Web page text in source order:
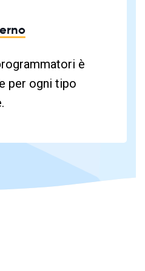
è
per ogni tipo